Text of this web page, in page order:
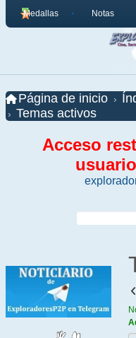
Medallas Notas
Página de inicio
Temas activos
Acceso